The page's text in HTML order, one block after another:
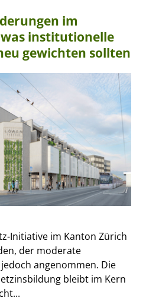
im
institutionelle
gewichten sollten
Initiative im Kanton Zürich
der moderate
angenommen. Die
bleibt im Kern